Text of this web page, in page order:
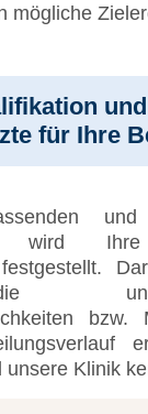
mögliche
für Ihre
und
wird
bzw.
unsere Klinik